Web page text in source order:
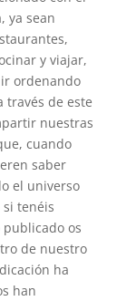
ya sean
y viajar,
ordenando
través de este
nuestras
cuando
saber
el universo
tenéis
os
de nuestro
ha
han